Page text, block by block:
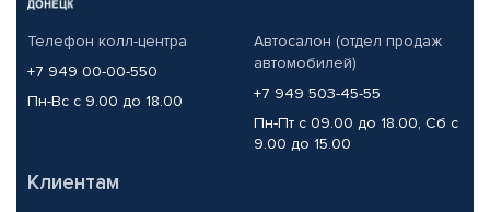
Телефон колл-центра
+7 949 00-00-550
Пн-Вс с 9.00 до 18.00
Автосалон (отдел продаж
автомобилей)
+7 949 503-45-55
Пн-Пт с 09.00 до 18.00, Сб с
9.00 до 15.00
Клиентам